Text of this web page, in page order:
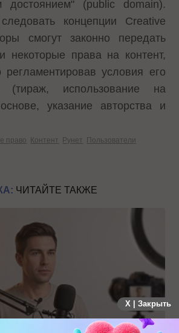
достоянием" (public domain).
концепции Creative
смогут законно передать
некоторые права на контент,
регламентировав условия его
(тираж, использование на
указание авторства и
право Контент Рунет Пользователи
ЧИТАЙТЕ ТАКЖЕ
X | Закрыть